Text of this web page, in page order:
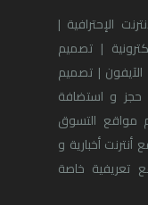
الإحترافية |
| تصميم
الآيفون | تصميم
| حجز و استضافة
مواقع التسوق
أخبارية و
تعريفية خاصة